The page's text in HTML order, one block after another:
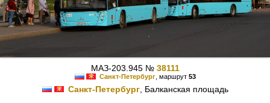
МАЗ-203.945 № 38111
Санкт-Петербург, маршрут 53
Санкт-Петербург, Балканская площадь